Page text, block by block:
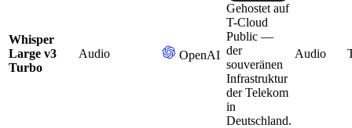
Whisper
Large v3
Turbo
Audio OpenAI
Gehostet auf
T-Cloud
Public —
der
souveränen
Infrastruktur
der Telekom
in
Deutschland.
Audio